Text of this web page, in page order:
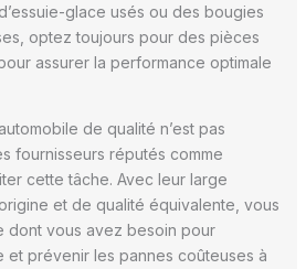
glace usés ou des bougies
optez toujours pour des pièces
assurer la performance optimale
de qualité n’est pas
fournisseurs réputés comme
cette tâche. Avec leur large
et de qualité équivalente, vous
dont vous avez besoin pour
et prévenir les pannes coûteuses à